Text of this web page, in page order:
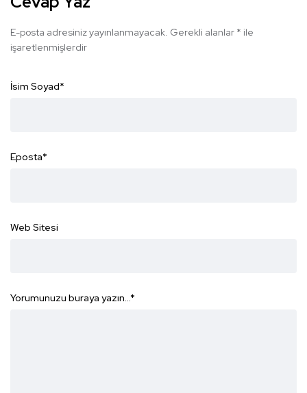
E-posta adresiniz yayınlanmayacak. Gerekli alanlar * ile
işaretlenmişlerdir
İsim Soyad*
Eposta*
Web Sitesi
Yorumunuzu buraya yazın...*